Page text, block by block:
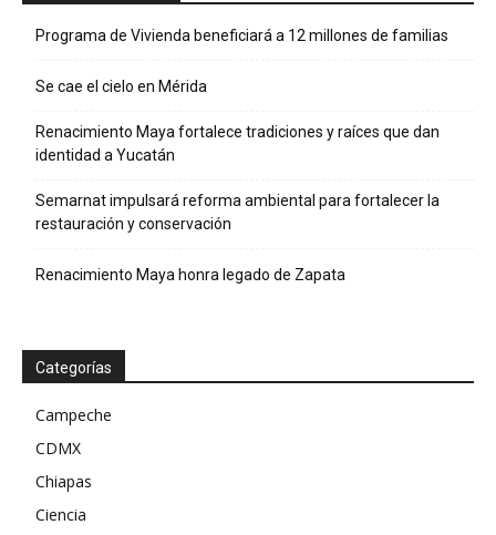
Programa de Vivienda beneficiará a 12 millones de familias
Se cae el cielo en Mérida
Renacimiento Maya fortalece tradiciones y raíces que dan
identidad a Yucatán
Semarnat impulsará reforma ambiental para fortalecer la
restauración y conservación
Renacimiento Maya honra legado de Zapata
Categorías
Campeche
CDMX
Chiapas
Ciencia